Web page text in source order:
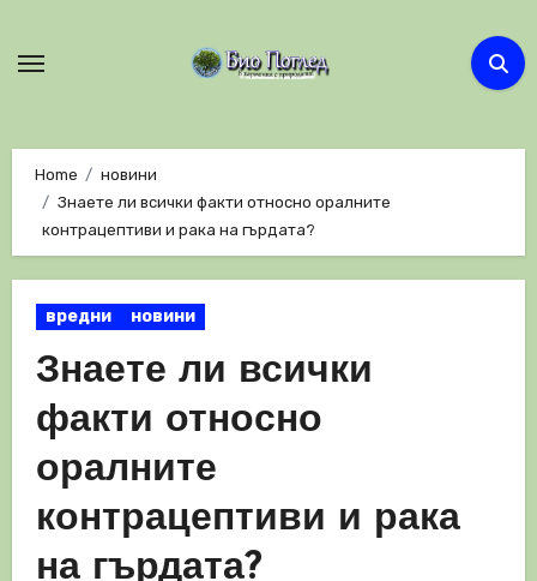
Home
новини
Знаете ли всички факти относно оралните
контрацептиви и рака на гърдата?
вредни новини
Знаете ли всички
факти относно
оралните
контрацептиви и рака
на гърдата?